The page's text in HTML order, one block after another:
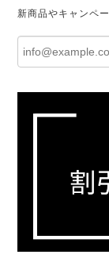
新商品やキャンペ